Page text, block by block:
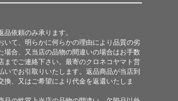
品依頼のみ承ります。
いて、明らかに何らかの理由により品質の劣
場合、又当店の品物の間違いの場合はお手数
までご連絡下さい。最寄のクロネコヤマト営
いでお引取りいたします。返品商品が当店到
換、又はご希望により代金を返還いたしま